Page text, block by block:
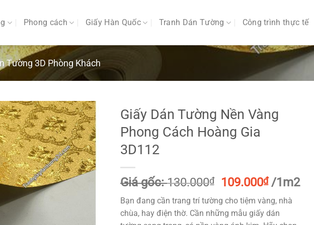
Phong cách Giấy Hàn Quốc Tranh Dán Tường Công trình thực tế
Tường 3D Phòng Khách
Giấy Dán Tường Nền Vàng
Phong Cách Hoàng Gia
3D112
Giá gốc:130.000₫
Giá
gốc
là:
130.000₫.
109.000₫Giá
hiện
tại
là:
/1m2
Bạn đang cần trang trí tường cho tiệm vàng, nhà
chùa, hay điện thờ. Cần những mẫu giấy dán